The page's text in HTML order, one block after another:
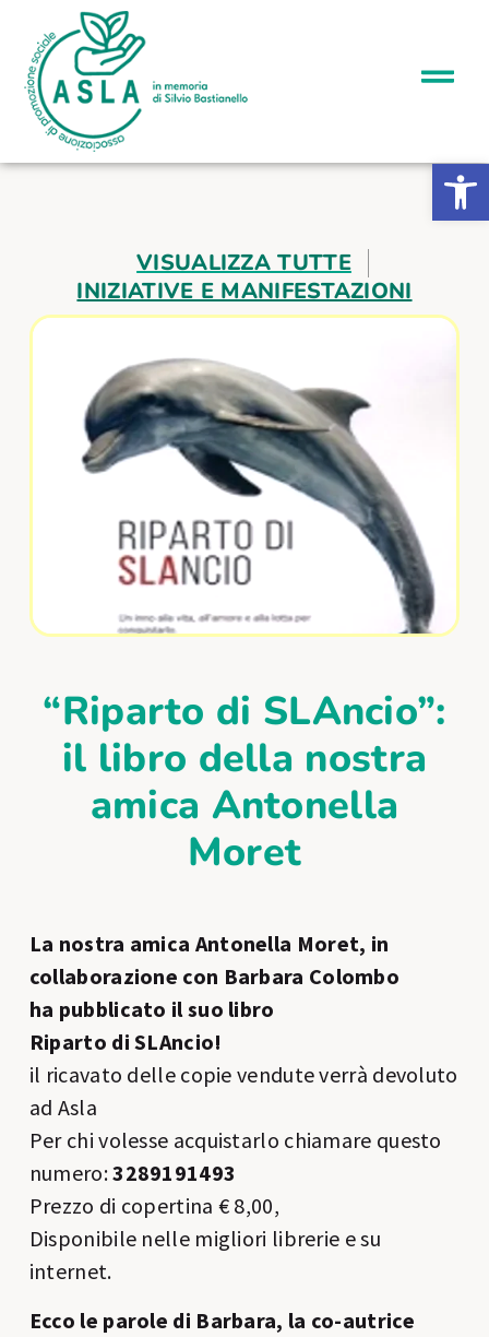
Apri la
VISUALIZZA TUTTE
INIZIATIVE E MANIFESTAZIONI
“Riparto di SLAncio”:
il libro della nostra
amica Antonella
Moret
La nostra amica Antonella Moret, in
collaborazione con Barbara Colombo
ha pubblicato il suo libro
Riparto di SLAncio!
il ricavato delle copie vendute verrà devoluto
ad Asla
Per chi volesse acquistarlo chiamare questo
numero:3289191493
Prezzo di copertina € 8,00,
Disponibile nelle migliori librerie e su
internet.
Ecco le parole di Barbara, la co-autrice